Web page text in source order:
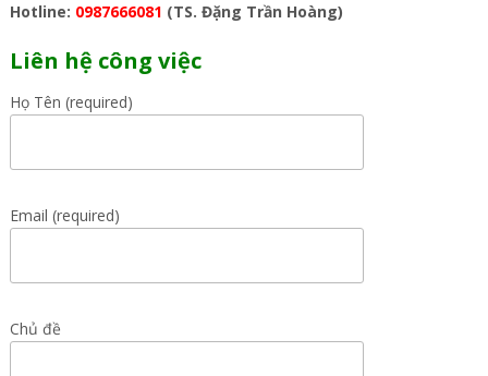
Hotline: 0987666081 (TS. Đặng Trần Hoàng)
Liên hệ công việc
Họ Tên (required)
Email (required)
Chủ đề